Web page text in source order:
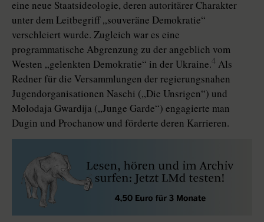
eine neue Staatsideologie, deren autoritärer Charakter
unter dem Leitbegriff „souveräne Demokratie“
verschleiert wurde. Zugleich war es eine
programmatische Abgrenzung zu der angeblich vom
Westen „gelenkten Demokratie“ in der Ukraine.4 Als
Redner für die Versammlungen der regierungsnahen
Jugendorganisationen Naschi („Die Unsrigen“) und
Molodaja Gwardija („Junge Garde“) engagierte man
Dugin und Prochanow und förderte deren Karrieren.